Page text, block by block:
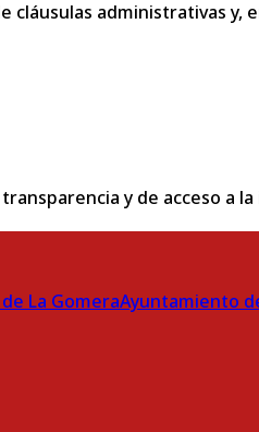
cláusulas administrativas
y de acceso a
Ayuntamiento